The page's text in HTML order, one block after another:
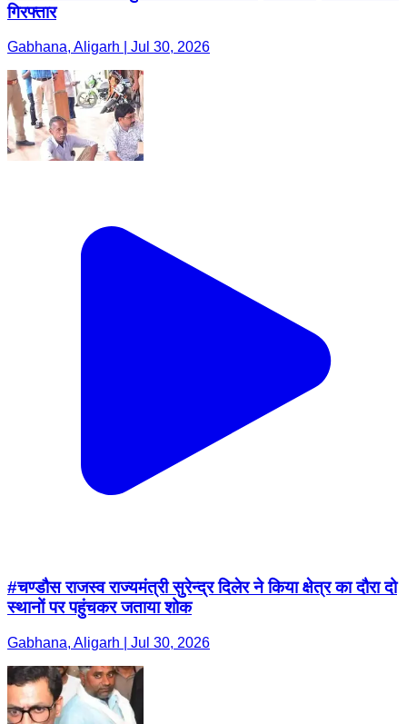
गिरफ्तार
Gabhana, Aligarh | Jul 30, 2026
#चण्डौस राजस्व राज्यमंत्री सुरेन्द्र दिलेर ने किया क्षेत्र का दौरा दो
स्थानों पर पहुंचकर जताया शोक
Gabhana, Aligarh | Jul 30, 2026